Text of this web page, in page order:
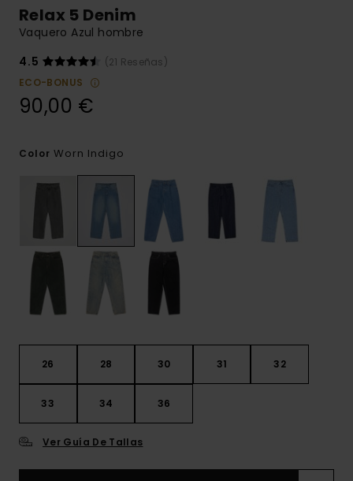
Relax 5 Denim
Vaquero Azul hombre
4.5
(21 Reseñas)
ECO-BONUS
90,00 €
Color Worn Indigo
26 28 30 31 32
33 34 36
Ver Guía De Tallas